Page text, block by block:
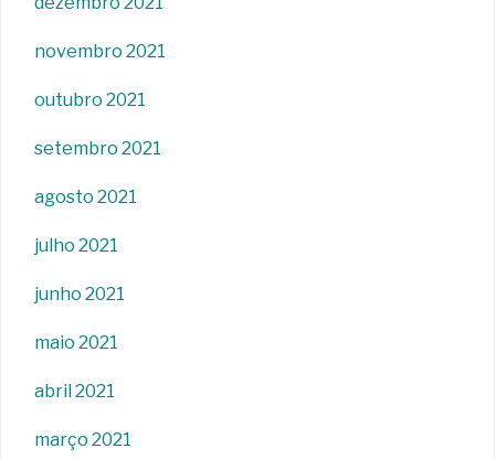
novembro 2021
outubro 2021
setembro 2021
agosto 2021
julho 2021
junho 2021
maio 2021
abril 2021
março 2021